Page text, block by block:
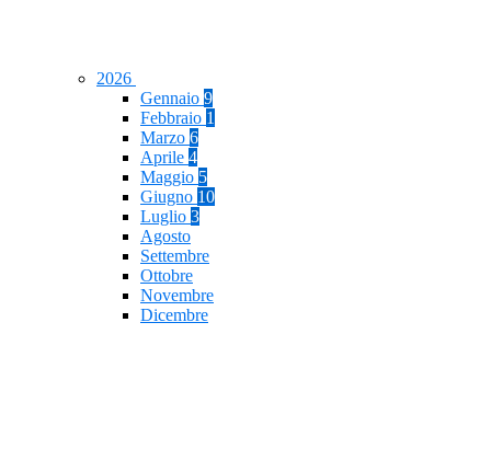
2026
Gennaio 9
Febbraio 1
Marzo 6
Aprile 4
Maggio 5
Giugno 10
Luglio 3
Agosto
Settembre
Ottobre
Novembre
Dicembre